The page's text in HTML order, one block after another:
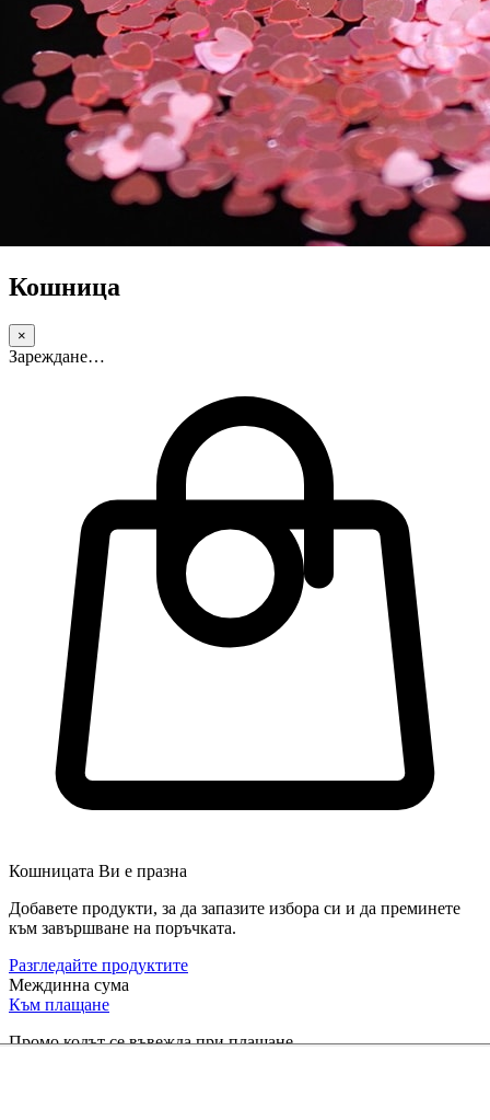
Кошница
×
Зареждане…
Кошницата Ви е празна
Добавете продукти, за да запазите избора си и да преминете
към завършване на поръчката.
Разгледайте продуктите
Междинна сума
Към плащане
Промо кодът се въвежда при плащане.